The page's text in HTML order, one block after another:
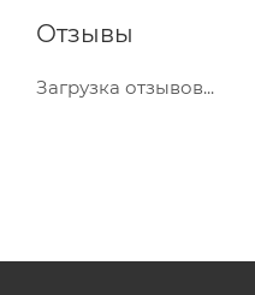
Отзывы
Загрузка отзывов...